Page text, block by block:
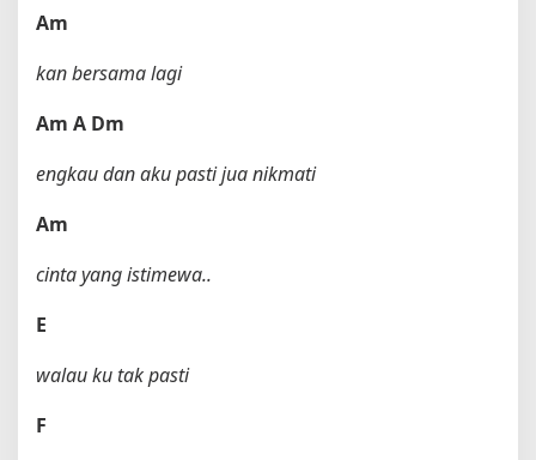
Am
kan bersama lagi
Am A Dm
engkau dan aku pasti jua nikmati
Am
cinta yang istimewa..
E
walau ku tak pasti
F